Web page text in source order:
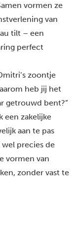
vormen ze
van
tilt – een
perfect
zoontje
heb jij het
getrouwd bent?”
een zakelijke
aan te pas
precies de
vormen van
zonder vast te